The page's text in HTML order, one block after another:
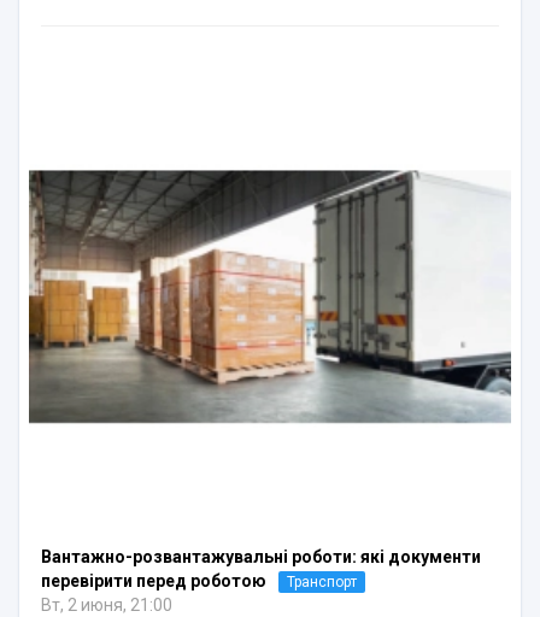
Вантажно-розвантажувальні роботи: які документи
перевірити перед роботою
Транспорт
Вт, 2 июня, 21:00